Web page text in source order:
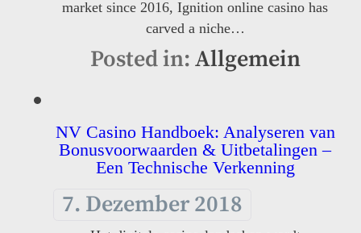
market since 2016, Ignition online casino has
carved a niche…
Posted in: Allgemein
NV Casino Handboek: Analyseren van
Bonusvoorwaarden & Uitbetalingen –
Een Technische Verkenning
7. Dezember 2018